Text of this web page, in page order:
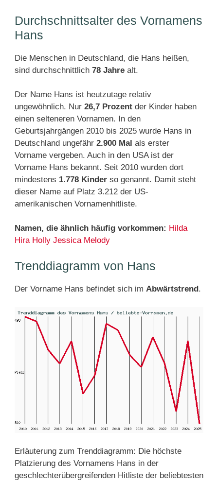
Durchschnittsalter des Vornamens
Hans
Die Menschen in Deutschland, die Hans heißen,
sind durchschnittlich 78 Jahre alt.
Der Name Hans ist heutzutage relativ
ungewöhnlich. Nur 26,7 Prozent der Kinder haben
einen selteneren Vornamen. In den
Geburtsjahrgängen 2010 bis 2025 wurde Hans in
Deutschland ungefähr 2.900 Mal als erster
Vorname vergeben. Auch in den USA ist der
Vorname Hans bekannt. Seit 2010 wurden dort
mindestens 1.778 Kinder so genannt. Damit steht
dieser Name auf Platz 3.212 der US-
amerikanischen Vornamenhitliste.
Namen, die ähnlich häufig vorkommen: Hilda
Hira Holly Jessica Melody
Trenddiagramm von Hans
Der Vorname Hans befindet sich im Abwärtstrend.
Erläuterung zum Trenddiagramm: Die höchste
Platzierung des Vornamens Hans in der
geschlechterübergreifenden Hitliste der beliebtesten